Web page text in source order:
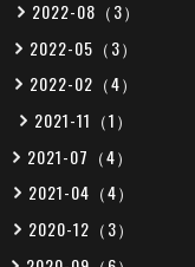
2022-08（3）
2022-05（3）
2022-02（4）
2021-11（1）
2021-07（4）
2021-04（4）
2020-12（3）